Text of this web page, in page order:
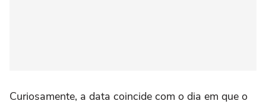
Curiosamente, a data coincide com o dia em que o